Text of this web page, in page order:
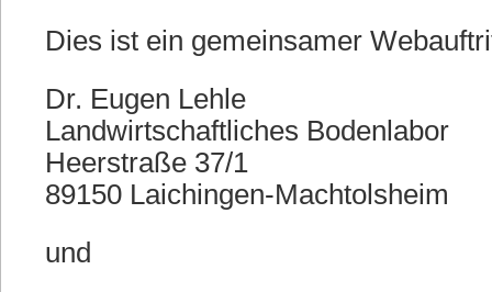
Dies ist ein gemeinsamer
Dr. Eugen Lehle
Landwirtschaftliches Bodenlabor
Heerstraße 37/1
89150 Laichingen-Machtolsheim
und